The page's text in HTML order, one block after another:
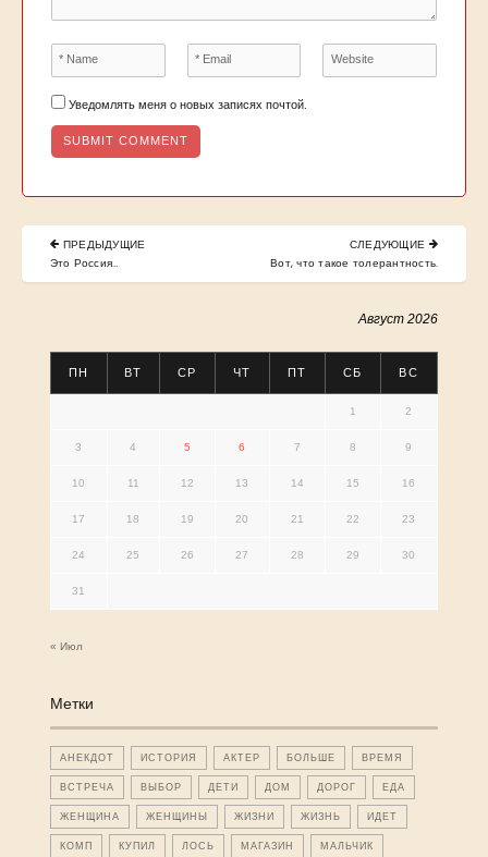
Уведомлять меня о новых записях почтой.
Навигация
записям
ПРЕДЫДУЩИЕ
PREVIOUS
POST:
Это Россия…
СЛЕДУЮЩИЕ
NEXT
POST:
Вот, что такое толерантность.
Август 2026
ПН ВТ СР ЧТ ПТ СБ ВС
1 2
3 4 5 6 7 8 9
10 11 12 13 14 15 16
17 18 19 20 21 22 23
24 25 26 27 28 29 30
31
« Июл
Метки
АНЕКДОТ ИСТОРИЯ АКТЕР БОЛЬШЕ ВРЕМЯ
ВСТРЕЧА ВЫБОР ДЕТИ ДОМ ДОРОГ ЕДА
ЖЕНЩИНА ЖЕНЩИНЫ ЖИЗНИ ЖИЗНЬ ИДЕТ
КОМП КУПИЛ ЛОСЬ МАГАЗИН МАЛЬЧИК